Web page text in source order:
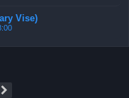
Vise)